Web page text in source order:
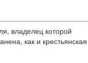
владелец которой
как и крестьянская